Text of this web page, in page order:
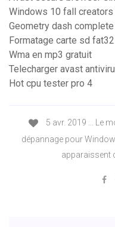
Windows 10 fall creators
Geometry dash
Formatage carte sd
Wma en mp3 gratuit
Telecharger avast
Hot cpu tester pro 4
5 avr. 2019 ... Le
dépannage pour
apparaissent